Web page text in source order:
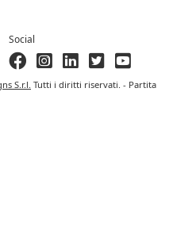
Social
S.r.l. Tutti i diritti riservati. - Partita